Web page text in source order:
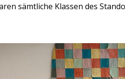
sämtliche Klassen des